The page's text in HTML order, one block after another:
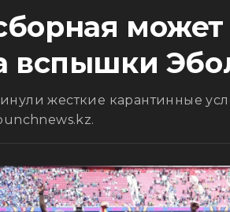
может
вспышки
жесткие карантинные